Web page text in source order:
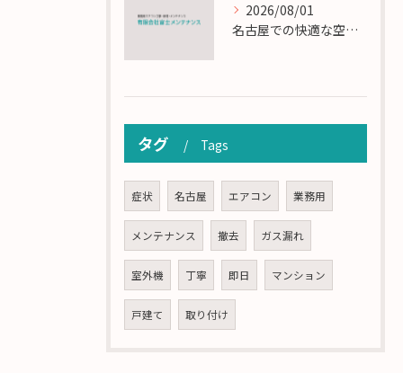
2026/08/01
名古屋での快適な空調を実現するエアコンサービスの技術
タグ Tags
症状 名古屋 エアコン 業務用
メンテナンス 撤去 ガス漏れ
室外機 丁寧 即日 マンション
戸建て 取り付け